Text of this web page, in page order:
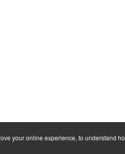
your online experience, to understand